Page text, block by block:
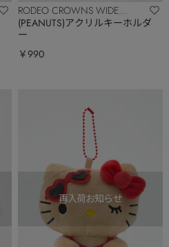
RODEO CROWNS WIDE
BOWL
(PEANUTS)アクリルキーホルダ
ー
￥990